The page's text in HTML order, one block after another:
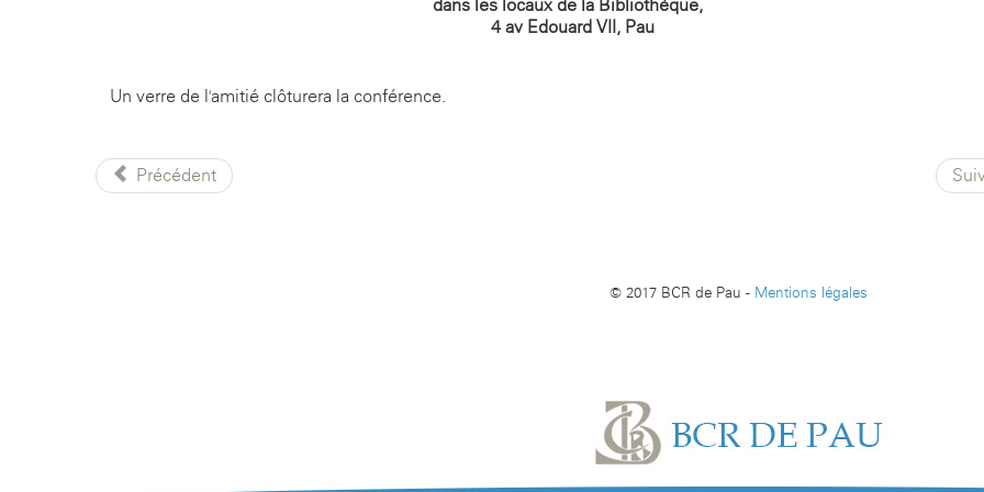
dans les locaux de la Bibliothèque,
4 av Edouard VII, Pau
Un verre de l'amitié clôturera la conférence.
Précédent
© 2017 BCR de Pau - Mentions légales